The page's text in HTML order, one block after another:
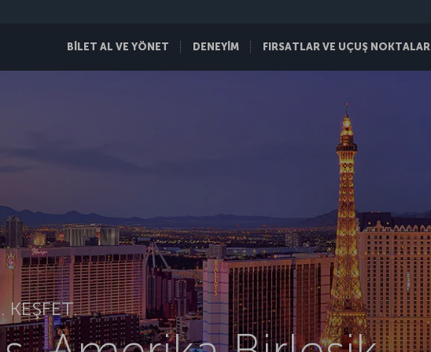
BİLET AL VE YÖNET DENEYİM FIRSATLAR VE UÇUŞ NOKTALARI